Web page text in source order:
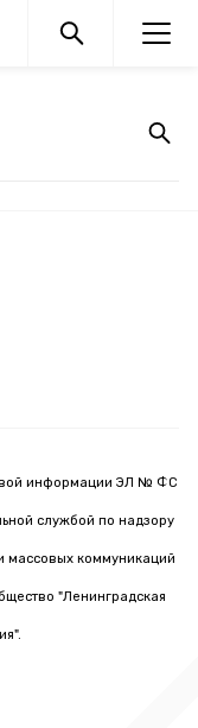
информации ЭЛ № ФС
службой по надзору
массовых коммуникаций
"Ленинградская